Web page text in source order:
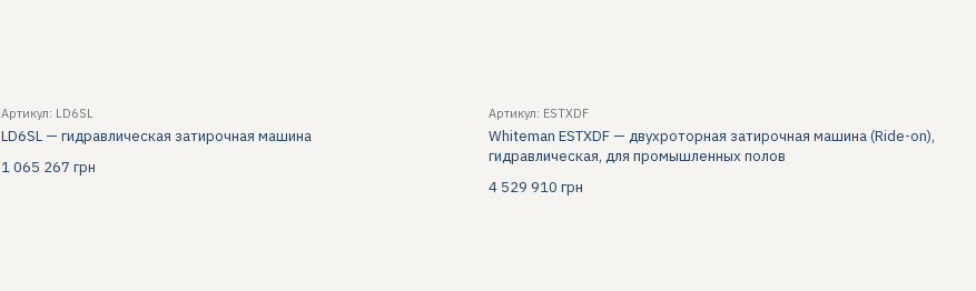
Артикул: LD6SL
LD6SL — гидравлическая затирочная машина
1 065 267 грн
Артикул: ESTXDF
Whiteman ESTXDF — двухроторная затирочная машина (Ride-on),
гидравлическая, для промышленных полов
4 529 910 грн